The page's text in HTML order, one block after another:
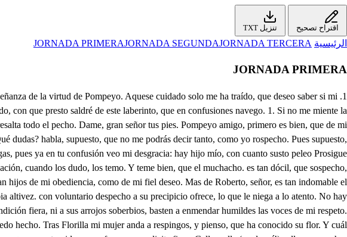
اقتراح تصحيح تنزيل TXT
الرئيسية JORNADA PRIMERAJORNADA SEGUNDAJORNADA TERCERA
JORNADA PRIMERA
marido, humilde te ruego, que me dejes, aunque huela a ingratitud, o desprecio. Pues por mí, mas que la lleves, que ella es tal, que en todo tiempo a cualquiera que la quiera se la daré a muy buen precio. Dejadme todos, dejadme, no imitéis mi sufrimiento, sino queréis que mis iras fulinien su justo incendio. Pues ya que el amor de un padre, y el aviso de un Muestro no te obligan, vive Dios, que ha de obligarte el apremio; y primero que cometas tal delito, has de ver hecho pedazos mi corazón; y los ya cansados miembros, en átamos divididos por esa esfera del viento, siendo ya el fácil vigor de mis brazos, el opuesto rebellín, que de los tuyos se oponga al tirano empleo. Huye, Flora. Qué llama huir? no haya miedo, que ella no siente la fuerza, sino que no la haya hecho. Ahora verás, caduco, vano, impertinente viejo, como mi valor castiga tan osado atrevimiento. Metelos en paz, Crispín. No, Flora, ponte tú en medio. Suelta, aleve. . Sí haré, por huir del fiero obstinado rigor tuyo, cuyo irracional despeño es imposible enmendarle, sino le enmiendan los Cielos. , ée No te has de librar de mí, aunque te esconda ese centro del abismo. Muerto soy. Dichoso hombre, que por lo menos ha muerto, sin consulta de Avicena, ni recetas de Galeno. Ay, Crispín, qué hemos de haje Irnos mañana a su entierro. Ya tu loca impertinencia ha castigado este acero; y pues al mar de mis iras los rumbos surco sangrientos, he de buscar a la sed de mi venganza los medios más crueles, más horribles, en cuyo indomito empleo satisfaga esta nativa inclinación de mi pecho. Escándalo vengativo he de ser del Orbe, haciendo atrocidades, venganzas, homicidios, y despechos, para que me tiemble el mundo, para que pasme el infierno, y mis inquietudes sean los motivos del sosiego. Buenos habemos quedado. Yo voy a la Aldea luego a dar cuenta de este caso. Pues yo también voy siguiendo de Roberto las pisadas, que en efecto, que en efecto, me veré libre de ti, que es todo cuanto deseo. y . No dirá tu cuidado el motivo que tiene, a qué apartado de tu gente, a este monte me trasladar, pisando el Horizonte las horrorosas breñas penetrando los riscos, y las peñas Oye, Lidoro amigo Ya sabes, Lidoro amigo, mi calidad, y nobleza, mis Estados, mis Imperios, mis tesoros, y riquezas; y que en fe de mi poder, amante de la belleza de Julia, Deidad en quien toda la naturaleza de sus altas perfecciones depósito la eminencia. A el Emperador su padre la pedí, para que fuera en un amoroso lazo nuestra voluntad eterna. Mas ay, amigo Lidoro, quien pensara, quien creyera, que mi pretensión lograse el desprecio, la indecencia de no admitir, honestando su vigor con la cautela de aquella inhabilidad, que a Julia en la voz le niega el uso de las palabras; pues torpe, o muda la lengua le ha usurpado a las palabras lo que añadio a la belleza, con que ofendido mi amor, arritada mi paciencia, ofendido mi decoro, y toda mi pasión ciega; con la gente, que me sigue, en bien formadas hileras, las militares escuadras, y las marciales banderas, vine a conquistar por armas esta hermosura, esta idea, a donde los pensamientos todo su cuidado encierran, para que lo que no pudo en tan soberana empresa conquistar el rendimiento, llegue a conquistar la fuerza; que como fíe en penas desiguales has de saber mis bie y pues mi sentimie con el motivoso te sacó a la atiende Ya enes, y mis males: ento, olo de este intento espesura, a un mal que logra una ventura. a mi atención te escucha, porque enmiende el hado tus fatigas. . Pues atiende. es atiendo pero sabiendo esta tarde, por una espía secreta, que su padre determina devotamente traerla. a esa Casa del Oreto, Concha de la mejor perla, para que la intercesión de la soberana Reina, que en su Omenaje se guarda; y en sus Aras se venera, alcanzase, que la infanta rompa aquel estorbo, aquella injusta causa, que a el labio embaraza la elocuencia. Con cuya noticia yo he dispuesto la cautela de salir hoy con algunas tropas de mi gente a aquesa falda del monte, y robarla; pues conseguida la empresa, veré logrado mi amor sin los sustos de la guerra. Para esto, amigo Lidoro, te he traído; porque pueda ayudarme tu valor, y avisarme tu prudencia. B